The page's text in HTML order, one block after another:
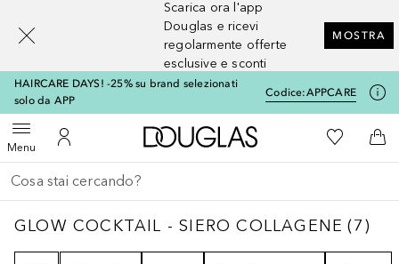
Scarica ora l'app
Douglas e ricevi
regolarmente offerte
esclusive e sconti
MOSTRA
HAIRCARE DAYS! -25% su brand selezionati
solo da APP
Codice:APPCARE
MenuApri menuAl Mio Account
A Douglas HomeAlla Mia
Al
Torna indietro
Esegui ricerca
GLOW COCKTAIL - SIERO COLLAGENE7
GLOW COCKTAIL - SIERO COLLAGENE (7)
[navigation.slideout.screenreader]